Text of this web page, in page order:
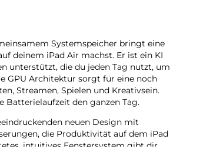
Systemspeicher bringt eine
deinem iPad Air machst. Er ist ein KI
unterstützt, die du jeden Tag nutzt, um
GPU Architektur sorgt für eine noch
Streamen, Spielen und Kreativsein.
Batterielaufzeit den ganzen Tag.
neuen Design mit
die Produktivität auf dem iPad
intuitives Fenstersystem gibt dir
Du kannst Pro Apps nutzen,